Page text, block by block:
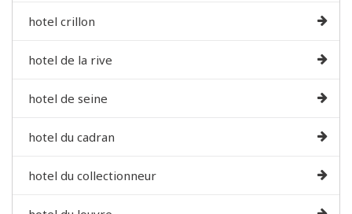
hotel crillon
hotel de la rive
hotel de seine
hotel du cadran
hotel du collectionneur